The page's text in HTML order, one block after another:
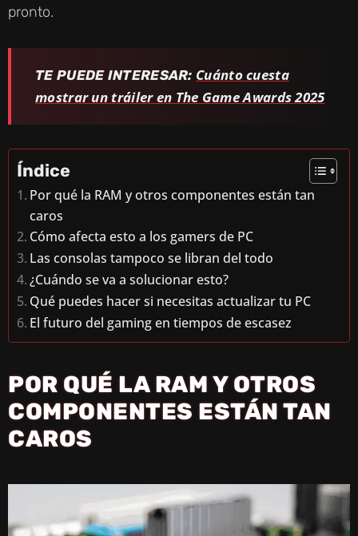
pronto.
TE PUEDE INTERESAR: Cuánto cuesta
mostrar un tráiler en The Game Awards 2025
Índice
Por qué la RAM y otros componentes están tan
caros
Cómo afecta esto a los gamers de PC
Las consolas tampoco se libran del todo
¿Cuándo se va a solucionar esto?
Qué puedes hacer si necesitas actualizar tu PC
El futuro del gaming en tiempos de escasez
POR QUÉ LA RAM Y OTROS
COMPONENTES ESTÁN TAN
CAROS